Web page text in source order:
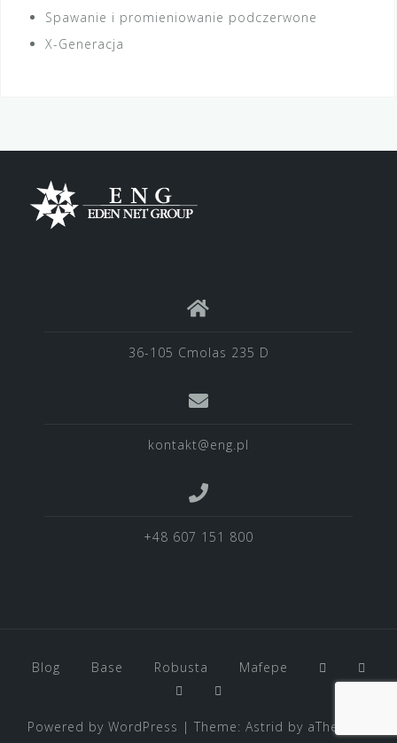
Spawanie i promieniowanie podczerwone
X-Generacja
36-105 Cmolas 235 D
kontakt@eng.pl
+48 607 151 800
Blog Base Robusta Mafepe
Powered by WordPress | Theme: Astrid by aThemes.